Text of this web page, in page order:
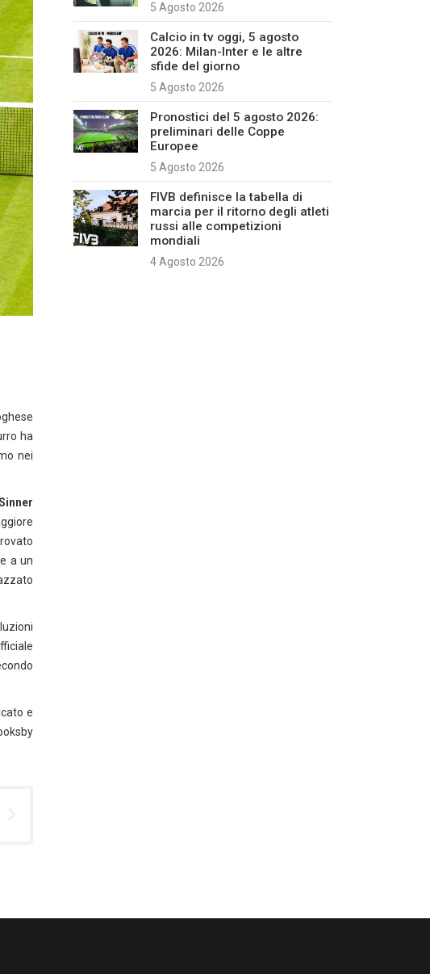
ha
nei
a un
e
5 Agosto 2026
Calcio in tv oggi, 5 agosto
2026: Milan-Inter e le altre
sfide del giorno
5 Agosto 2026
Pronostici del 5 agosto 2026:
preliminari delle Coppe
Europee
5 Agosto 2026
FIVB definisce la tabella di
marcia per il ritorno degli atleti
russi alle competizioni
mondiali
4 Agosto 2026